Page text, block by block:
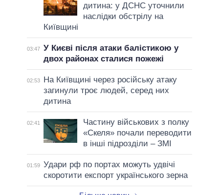
дитина: у ДСНС уточнили
наслідки обстрілу на
Київщині
03:47 У Києві після атаки балістикою у
двох районах сталися пожежі
02:53
На Київщині через російську атаку
загинули троє людей, серед них
дитина
02:41
Частину військових з полку
«Скеля» почали переводити
в інші підрозділи – ЗМІ
01:59 Удари рф по портах можуть удвічі
скоротити експорт українського зерна